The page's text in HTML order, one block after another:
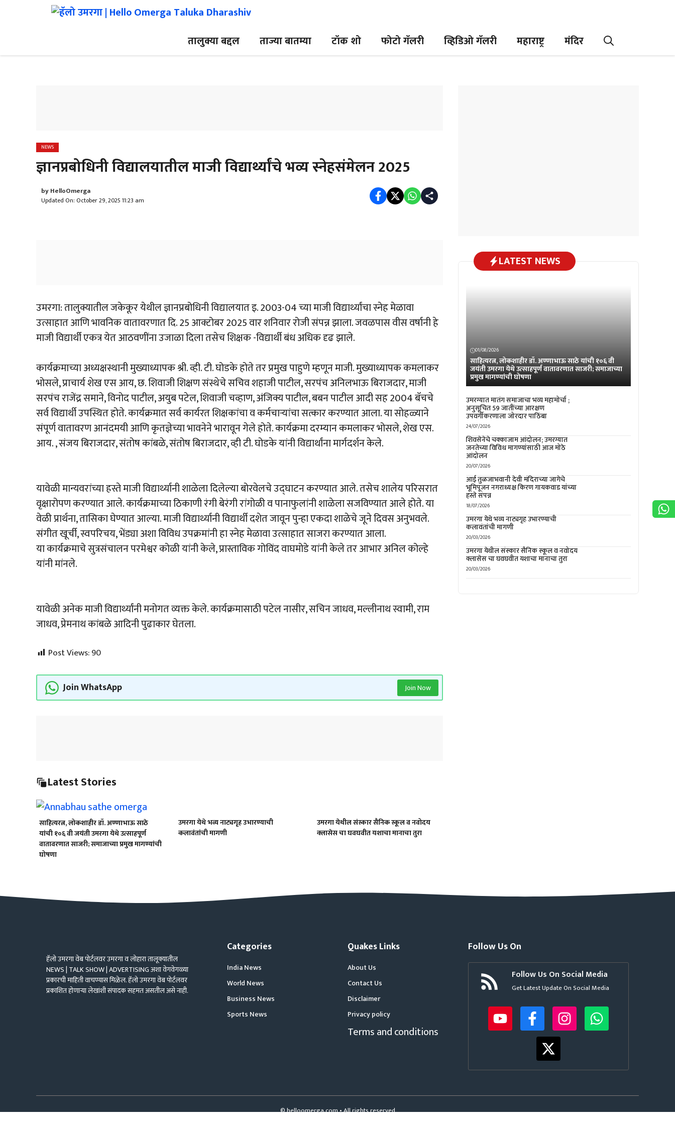
तालुक्या बद्दल ताज्या बातम्या टॉक शो फोटो गॅलरी व्हिडिओ गॅलरी महाराष्ट्र मंदिर
NEWS
ज्ञानप्रबोधिनी विद्यालयातील माजी विद्यार्थ्यांचे भव्य स्नेहसंमेलन 2025
byHelloOmerga
Updated On: October 29, 2025 11:23 am
उमरगा: तालुक्यातील जकेकूर येथील ज्ञानप्रबोधिनी विद्यालयात इ. 2003-04 च्या माजी विद्यार्थ्यांचा स्नेह मेळावा
उत्साहात आणि भावनिक वातावरणात दि. 25 आक्टोबर 2025 वार शनिवार रोजी संपन्न झाला. जवळपास वीस वर्षानी हे
माजी विद्यार्थी एकत्र येत आठवणींना उजाळा दिला तसेच शिक्षक -विद्यार्थी बंध अधिक दृढ झाले.
कार्यक्रमाच्या अध्यक्षस्थानी मुख्याध्यापक श्री. व्ही. टी. घोडके होते तर प्रमुख पाहुणे म्हणून माजी. मुख्याध्यापक कमलाकर
भोसले, प्राचार्य शेख एस आय, छ. शिवाजी शिक्षण संस्थेचे सचिव शहाजी पाटील, सरपंच अनिलभाऊ बिराजदार, माजी
सरपंच राजेंद्र समाने, विनोद पाटील, अयुब पटेल, शिवाजी चव्हाण, अंजिक्य पाटील, बबन पाटील आदी सह 2004 बॅचचे
सर्व विद्यार्थी उपस्थित होते. कार्यक्रमात सर्व कार्यरत शिक्षकांचा व कर्मचाऱ्यांचा सत्कार करण्यात आला. या सोहळ्याने
संपूर्ण वातावरण आनंदमयी आणि कृतज्ञेच्या भावनेने भारावून गेले होते. कार्यक्रमा दरम्यान कमलाकर भोसले, शेख एस.
आय. , संजय बिराजदार, संतोष कांबळे, संतोष बिराजदार, व्ही टी. घोडके यांनी विद्यार्थांना मार्गदर्शन केले.
यावेळी मान्यवरांच्या हस्ते माजी विद्यार्थ्यानी शाळेला दिलेल्या बोरवेलचे उद्घाटन करण्यात आले. तसेच शालेय परिसरात
वृक्षारोपण करण्यात आले. कार्यक्रमाच्या ठिकाणी रंगी बेरंगी रांगोळी व पानाफुलांनी शाळेला सजविण्यात आले होते. या
वेळी प्रार्थना, तासिका घेण्यात आल्या. माजी विद्यार्थ्यानी विद्यार्थी दशेत जावून पुन्हा एकदा शाळेचे जूने दिवस अनुभवले.
संगीत खूर्ची, स्वपरिचय, भेंड्या अशा विविध उपक्रमांनी हा स्नेह मेळावा उत्साहात साजरा करण्यात आला.
या कार्यक्रमाचे सुत्रसंचालन परमेश्वर कोळी यांनी केले, प्रास्ताविक गोविंद वाघमोडे यांनी केले तर आभार अनिल कोल्हे
यांनी मांनले.
यावेळी अनेक माजी विद्यार्थ्यांनी मनोगत व्यक्त केले. कार्यक्रमासाठी पटेल नासीर, सचिन जाधव, मल्लीनाथ स्वामी, राम
जाधव, प्रेमनाथ कांबळे आदिनी पुढाकार घेतला.
Post Views:90
Join WhatsApp Join Now
Latest Stories
साहित्यरत्न, लोकशाहीर डॉ. अण्णाभाऊ साठे
यांची १०६ वी जयंती उमरगा येथे उत्साहपूर्ण
वातावरणात साजरी; समाजाच्या प्रमुख मागण्यांची
घोषणा
उमरगा येथे भव्य नाट्यगृह उभारण्याची
कलावंतांची मागणी
उमरगा येथील संस्कार सैनिक स्कूल व नवोदय
क्लासेस चा घवघवीत यशाचा मानाचा तुरा
LATEST NEWS
01/08/2026
साहित्यरत्न, लोकशाहीर डॉ. अण्णाभाऊ साठे यांची १०६ वी
जयंती उमरगा येथे उत्साहपूर्ण वातावरणात साजरी; समाजाच्या
प्रमुख मागण्यांची घोषणा
उमरग्यात मातंग समाजाचा भव्य महामोर्चा ;
अनुसूचित 59 जातींच्या आरक्षण
उपवर्गीकरणाला जोरदार पाठिंबा
24/07/2026
शिवसेनेचे चक्काजाम आंदोलन; उमरग्यात
जनतेच्या विविध मागण्यांसाठी आज मोठे
आंदोलन
20/07/2026
आई तुळजाभवानी देवी मंदिराच्या जागेचे
भूमिपूजन नगराध्यक्ष किरण गायकवाड यांच्या
हस्ते संपन्न
18/07/2026
उमरगा येथे भव्य नाट्यगृह उभारण्याची
कलावंतांची मागणी
20/03/2026
उमरगा येथील संस्कार सैनिक स्कूल व नवोदय
क्लासेस चा घवघवीत यशाचा मानाचा तुरा
20/03/2026
हॅलो उमरगा वेब पोर्टलवर उमरगा व लोहारा तालूक्यातील
NEWS | TALK SHOW | ADVERTISING अशा वेगवेगळ्या
प्रकारची माहिती वाचण्यास मिळेल. हॅलो उमरगा वेब पोर्टलवर
प्रकाशित होणाऱ्या लेखांशी संपादक सहमत असतील असे नाही.
Categories
India News
World News
Business News
Sports News
Quakes Links
About Us
Contact Us
Disclaimer
Privacy policy
Terms and conditions
Follow Us On
Follow Us On Social Media
Get Latest Update On Social Media
© helloomerga.com • All rights reserved